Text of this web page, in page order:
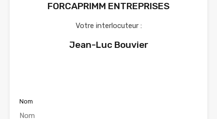
FORCAPRIMM ENTREPRISES
Votre interlocuteur :
Jean-Luc Bouvier
Nom